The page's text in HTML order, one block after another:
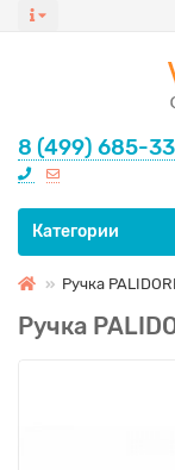
8 (499) 685-
Все категории
Категории
Ручка
Ручка